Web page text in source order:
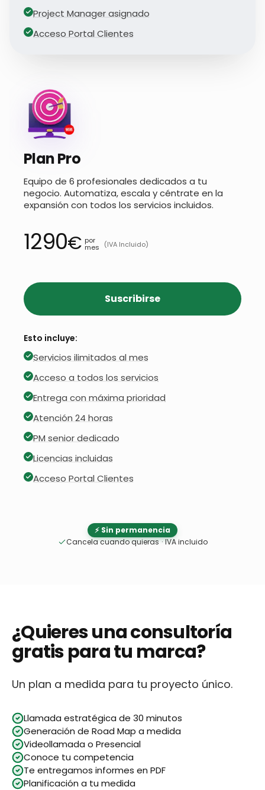
Project Manager asignado
Acceso Portal Clientes
Plan Pro
Equipo de 6 profesionales dedicados a tu
negocio. Automatiza, escala y céntrate en la
expansión con todos los servicios incluidos.
1290€ por
mes (IVA Incluido)
Suscribirse
Esto incluye:
Servicios ilimitados al mes
Acceso a todos los servicios
Entrega con máxima prioridad
Atención 24 horas
PM senior dedicado
Licencias incluidas
Acceso Portal Clientes
⚡ Sin permanencia
Cancela cuando quieras · IVA incluido
¿Quieres una consultoría
gratis para tu marca?
Un plan a medida para tu proyecto único.
Llamada estratégica de 30 minutos
Generación de Road Map a medida
Videollamada o Presencial
Conoce tu competencia
Te entregamos informes en PDF
Planificación a tu medida